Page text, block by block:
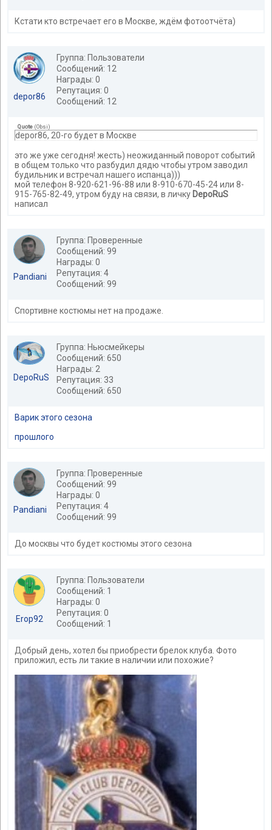
Кстати кто встречает его в Москве, ждём фотоотчёта)
depor86
Группа: Пользователи
Сообщений: 12
Награды: 0
Репутация: 0
Сообщений: 12
Quote (Obsi)
depor86, 20-го будет в Москве
это же уже сегодня! жесть) неожиданный поворот событий
в общем только что разбудил дядю чтобы утром заводил
будильник и встречал нашего испанца)))
мой телефон 8-920-621-96-88 или 8-910-670-45-24 или 8-
915-765-82-49, утром буду на связи, в личку DepoRuS
написал
Pandiani
Группа: Проверенные
Сообщений: 99
Награды: 0
Репутация: 4
Сообщений: 99
Спортивне костюмы нет на продаже.
DepoRuS
Группа: Ньюсмейкеры
Сообщений: 650
Награды: 2
Репутация: 33
Сообщений: 650
Варик этого сезона
прошлого
Pandiani
Группа: Проверенные
Сообщений: 99
Награды: 0
Репутация: 4
Сообщений: 99
До москвы что будет костюмы этого сезона
Erop92
Группа: Пользователи
Сообщений: 1
Награды: 0
Репутация: 0
Сообщений: 1
Добрый день, хотел бы приобрести брелок клуба. Фото
приложил, есть ли такие в наличии или похожие?